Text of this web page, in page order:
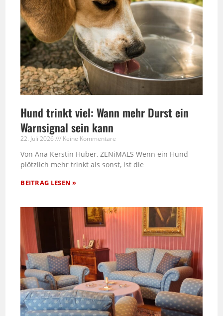
Hund trinkt viel: Wann mehr Durst ein
Warnsignal sein kann
22. Juli 2026 Keine Kommentare
Von Ana Kerstin Huber, ZENiMALS Wenn ein Hund
plötzlich mehr trinkt als sonst, ist die
BEITRAG LESEN »